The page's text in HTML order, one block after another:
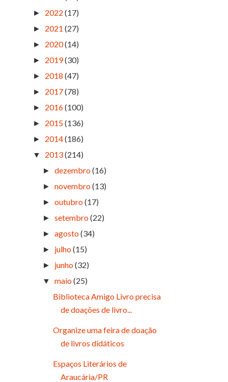
► 2022 (17)
► 2021 (27)
► 2020(14)
► 2019(30)
► 2018 (47)
► 2017(78)
► 2016(100)
► 2015(136)
► 2014(186)
▼ 2013(214)
►dezembro(16)
►novembro(13)
►outubro(17)
►setembro(22)
►agosto(34)
► julho(15)
► junho(32)
▼ maio(25)
Biblioteca Amigo Livro precisa
de doações de livro...
Organize uma feira de doação
de livros didáticos
Espaços Literários de
Araucária/PR